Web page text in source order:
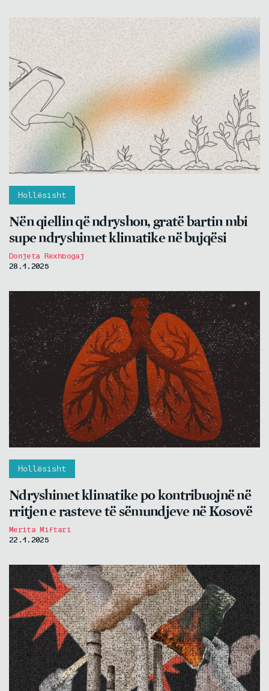
Hollësisht
Nën qiellin që ndryshon, gratë bartin mbi
supe ndryshimet klimatike në bujqësi
Donjeta Rexhbogaj
28.1.2025
Hollësisht
Ndryshimet klimatike po kontribuojnë në
rritjen e rasteve të sëmundjeve në Kosovë
Merita Miftari
22.1.2025